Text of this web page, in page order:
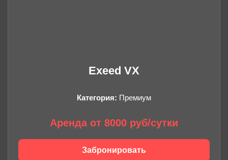
Exeed VX
Категория: Премиум
Аренда от 8000 руб/сутки
Забронировать